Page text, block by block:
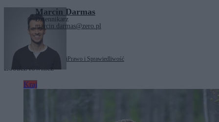
Marcin Darmas
Dziennikarz
marcin.darmas@zero.pl
Tagi: Jarosław KaczyńskiPrawo i Sprawiedliwość
Zobacz również
Kraj